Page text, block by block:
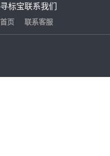
寻标宝
首页
联系我们
联系客服